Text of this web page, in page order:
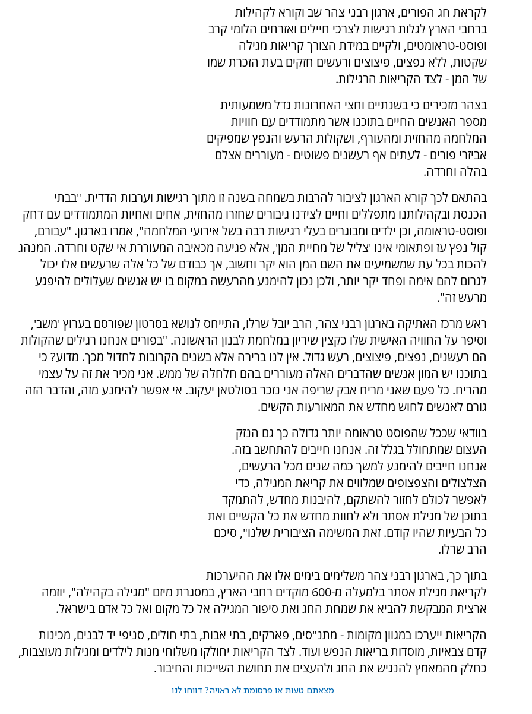
לקראת חג הפורים, ארגון רבני צהר שב וקורא לקהילות
ברחבי הארץ לגלות רגישות לצרכי חיילים ואזרחים הלומי קרב
ופוסט-טראומטים, ולקיים במידת הצורך קריאות מגילה
שקטות, ללא נפצים, פיצוצים ורעשים חזקים בעת הזכרת שמו
של המן - לצד הקריאות הרגילות.
בצהר מזכירים כי בשנתיים וחצי האחרונות גדל משמעותית
מספר האנשים החיים בתוכנו אשר מתמודדים עם חוויות
המלחמה מהחזית ומהעורף, ושקולות הרעש והנפץ שמפיקים
אביזרי פורים - לעתים אף רעשנים פשוטים - מעוררים אצלם
בהלה וחרדה.
בהתאם לכך קורא הארגון לציבור להרבות בשמחה בשנה זו מתוך רגישות וערבות הדדית. "בבתי
הכנסת ובקהילותנו מתפללים וחיים לצידנו גיבורים שחזרו מהחזית, אחים ואחיות המתמודדים עם דחק
ופוסט-טראומה, וכן ילדים ומבוגרים בעלי רגישות רבה בשל אירועי המלחמה", אמרו בארגון. "עבורם,
קול נפץ עז ופתאומי אינו 'צליל של מחיית המן', אלא פגיעה מכאיבה המעוררת אי שקט וחרדה. המנהג
להכות בכל עת שמשמיעים את השם המן הוא יקר וחשוב, אך כבודם של כל אלה שרעשים אלו יכול
לגרום להם אימה ופחד יקר יותר, ולכן נכון להימנע מהרעשה במקום בו יש אנשים שעלולים להיפגע
מרעש זה".
ראש מרכז האתיקה בארגון רבני צהר, הרב יובל שרלו, התייחס לנושא בסרטון שפורסם בערוץ 'משב',
וסיפר על החוויה האישית שלו כקצין שיריון במלחמת לבנון הראשונה. "בפורים אנחנו רגילים שהקולות
הם רעשנים, נפצים, פיצוצים, רעש גדול. אין לנו ברירה אלא בשנים הקרובות לחדול מכך. מדוע? כי
בתוכנו יש המון אנשים שהדברים האלה מעוררים בהם חלחלה של ממש. אני מכיר את זה על עצמי
מהריח. כל פעם שאני מריח אבק שריפה אני נזכר בסולטאן יעקוב. אי אפשר להימנע מזה, והדבר הזה
גורם לאנשים לחוש מחדש את המאורעות הקשים.
בוודאי שככל שהפוסט טראומה יותר גדולה כך גם הנזק
העצום שמתחולל בגלל זה. אנחנו חייבים להתחשב בזה.
אנחנו חייבים להימנע למשך כמה שנים מכל הרעשים,
הצלצולים והצפצופים שמלווים את קריאת המגילה, כדי
לאפשר לכולם לחזור להשתקם, להיבנות מחדש, להתמקד
בתוכן של מגילת אסתר ולא לחוות מחדש את כל הקשיים ואת
כל הבעיות שהיו קודם. זאת המשימה הציבורית שלנו", סיכם
הרב שרלו.
בתוך כך, בארגון רבני צהר משלימים בימים אלו את ההיערכות
לקריאת מגילת אסתר בלמעלה מ-600 מוקדים רחבי הארץ, במסגרת מיזם "מגילה בקהילה", יוזמה
ארצית המבקשת להביא את שמחת החג ואת סיפור המגילה אל כל מקום ואל כל אדם בישראל.
הקריאות ייערכו במגוון מקומות - מתנ"סים, פארקים, בתי אבות, בתי חולים, סניפי יד לבנים, מכינות
קדם צבאיות, מוסדות בריאות הנפש ועוד. לצד הקריאות יחולקו משלוחי מנות לילדים ומגילות מעוצבות,
כחלק מהמאמץ להנגיש את החג ולהעצים את תחושת השייכות והחיבור.
מצאתם טעות או פרסומת לא ראויה? דווחו לנו